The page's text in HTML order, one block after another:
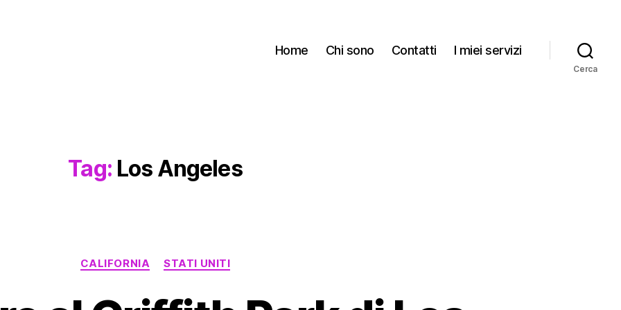
Home Chi sono Contatti I miei servizi
Cerca
Tag: Los Angeles
Categorie
CALIFORNIA STATI UNITI